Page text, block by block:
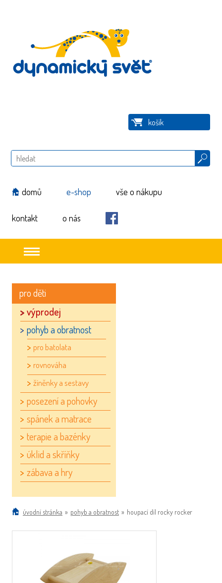
košík
domů e-shop vše o nákupu
kontakt
o nás
pro děti
výprodej
pohyb a obratnost
pro batolata
rovnováha
žíněnky a sestavy
posezení a pohovky
spánek a matrace
terapie a bazénky
úklid a skříňky
zábava a hry
úvodní stránka » pohyb a obratnost » houpací díl rocky rocker